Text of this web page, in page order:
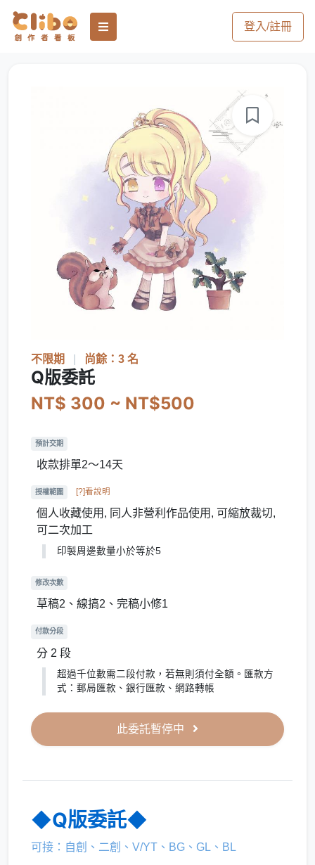
登入/註冊
不限期 尚餘：3 名
Q版委託
NT$ 300 ~ NT$500
預計交期
收款排單2～14天
授權範圍 [?]看說明
個人收藏使用, 同人非營利作品使用, 可縮放裁切,
可二次加工
印製周邊數量小於等於5
修改次數
草稿2、線搞2、完稿小修1
付款分段
分 2 段
超過千位數需二段付款，若無則須付全額。匯款方
式：郵局匯款、銀行匯款、網路轉帳
此委託暫停中
◆Q版委託◆
可接：自創、二創、V/YT、BG、GL、BL